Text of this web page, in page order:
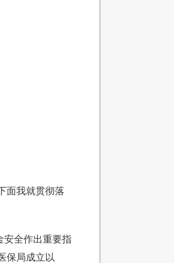
面我就贯彻落
安全作出重要指
保局成立以